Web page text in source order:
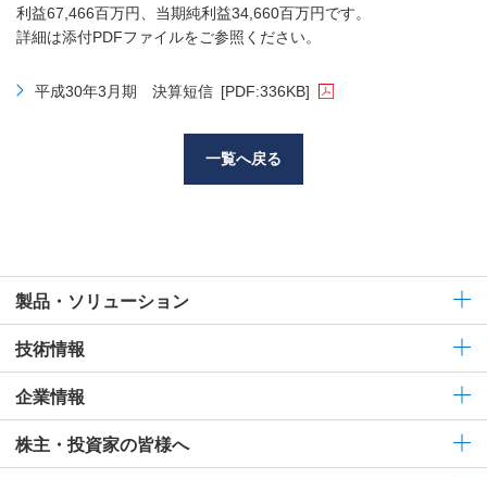
利益67,466百万円、当期純利益34,660百万円です。
詳細は添付PDFファイルをご参照ください。
平成30年3月期 決算短信 [PDF:336KB]
一覧へ戻る
製品・ソリューション
技術情報
企業情報
株主・投資家の皆様へ